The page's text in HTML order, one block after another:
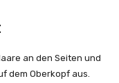
an den Seiten und
dem Oberkopf aus.